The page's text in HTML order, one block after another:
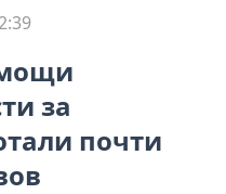
за
почти